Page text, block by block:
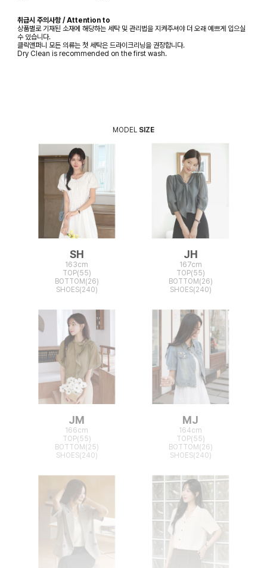
취급시 주의사항 / Attention to
상품별로 기재된 소재에 해당하는 세탁 및 관리법을 지켜주셔야 더 오래 예쁘게 입으실
수 있습니다.
클릭앤퍼니 모든 의류는 첫 세탁은 드라이크리닝을 권장합니다.
Dry Clean is recommended on the first wash.
MODEL SIZE
SH
163cm
TOP(55)
BOTTOM(26)
SHOES(240)
JH
167cm
TOP(55)
BOTTOM(26)
SHOES(240)
JM
166cm
TOP(55)
BOTTOM(25)
SHOES(240)
MJ
164cm
TOP(55)
BOTTOM(26)
SHOES(240)